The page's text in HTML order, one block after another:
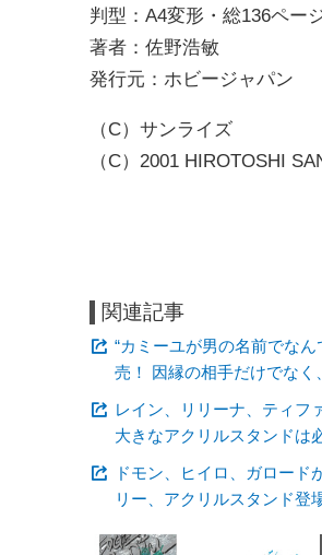
判型：A4変形・総136ペー
著者：佐野浩敏
発行元：ホビージャパン
（C）サンライズ
（C）2001 HIROTOSHI
関連記事
“カミーユが男の名前でな
売！ 因縁の相手だけでな
レイン、リリーナ、ティフ
大きなアクリルスタンドは
ドモン、ヒイロ、ガロード
リー、アクリルスタンド登